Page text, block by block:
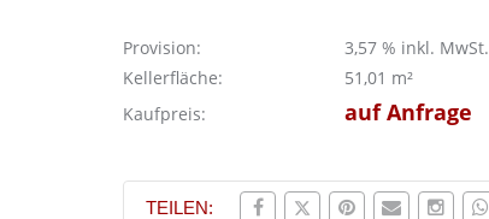
Provision: 3,57 % inkl. MwSt.
Kellerfläche:
51,01 m²
Kaufpreis:
auf Anfrage
TEILEN: